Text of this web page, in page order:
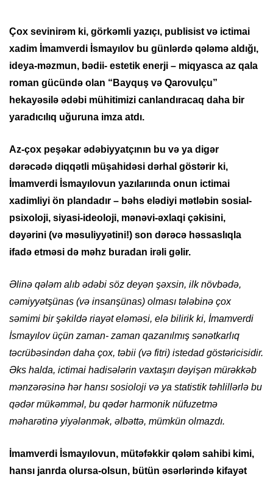
Çox sevinirəm ki, görkəmli yazıçı, publisist və ictimai
xadim İmamverdi İsmayılov bu günlərdə qələmə aldığı,
ideya-məzmun, bədii- estetik enerji – miqyasca az qala
roman gücündə olan “Bayquş və Qarovulçu”
hekayəsilə ədəbi mühitimizi canlandıracaq daha bir
yaradıcılıq uğuruna imza atdı.
Az-çox peşəkar ədəbiyyatçının bu və ya digər
dərəcədə diqqətli müşahidəsi dərhal göstərir ki,
İmamverdi İsmayılovun yazılarıında onun ictimai
xadimliyi ön plandadır – bəhs elədiyi mətləbin sosial-
psixoloji, siyasi-ideoloji, mənəvi-əxlaqi çəkisini,
dəyərini (və məsuliyyətini!) son dərəcə həssaslıqla
ifadə etməsi də məhz buradan irəli gəlir.
Əlinə qələm alıb ədəbi söz deyən şəxsin, ilk növbədə,
cəmiyyətşünas (və insanşünas) olması tələbinə çox
səmimi bir şəkildə riayət eləməsi, elə bilirik ki, İmamverdi
İsmayılov üçün zaman- zaman qazanılmış sənətkarlıq
təcrübəsindən daha çox, təbii (və fitri) istedad göstəricisidir.
Əks halda, ictimai hadisələrin vaxtaşırı dəyişən mürəkkəb
mənzərəsinə hər hansı sosioloji və ya statistik təhlillərlə bu
qədər mükəmməl, bu qədər harmonik nüfuzetmə
məharətinə yiyələnmək, əlbəttə, mümkün olmazdı.
İmamverdi İsmayılovun, mütəfəkkir qələm sahibi kimi,
hansı janrda olursa-olsun, bütün əsərlərində kifayət